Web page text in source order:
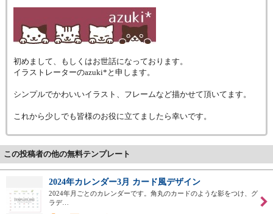
初めまして、もしくはお世話になっております。
イラストレーターのazuki*と申します。
シンプルでかわいいイラスト、フレームなど描かせて頂いてます。
これから少しでも皆様のお役に立てましたら幸いです。
この投稿者の他の無料テンプレート
2024年カレンダー3月 カード風デザイン
2024年月ごとのカレンダーです。角丸のカードのような影をつけ、グ
ラデ…